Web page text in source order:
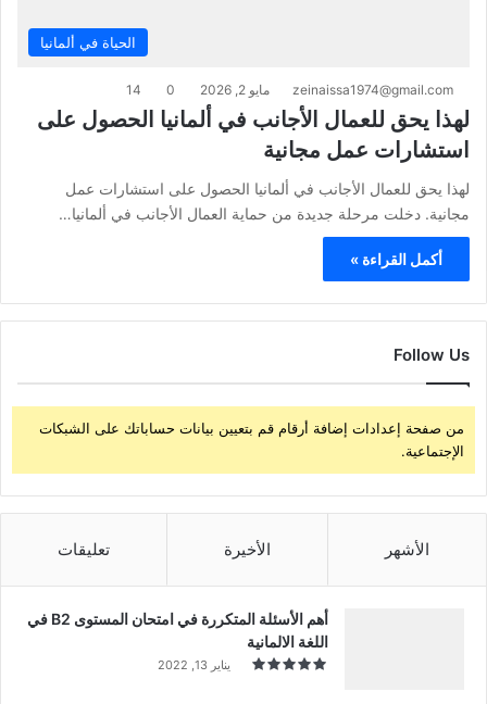
الحياة في ألمانيا
zeinaissa1974@gmail.com مايو 2, 2026 0
14
لهذا يحق للعمال الأجانب في ألمانيا الحصول على
استشارات عمل مجانية
لهذا يحق للعمال الأجانب في ألمانيا الحصول على استشارات عمل
مجانية. دخلت مرحلة جديدة من حماية العمال الأجانب في ألمانيا…
أكمل القراءة »
Follow Us
من صفحة إعدادات إضافة أرقام قم بتعيين بيانات حساباتك على الشبكات
الإجتماعية.
الأشهر الأخيرة تعليقات
أهم الأسئلة المتكررة في امتحان المستوى B2 في
اللغة الالمانية
يناير 13, 2022